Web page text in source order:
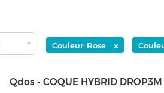
Couleur: Rose ×
Qdos - COQUE HYBRID DROP3M